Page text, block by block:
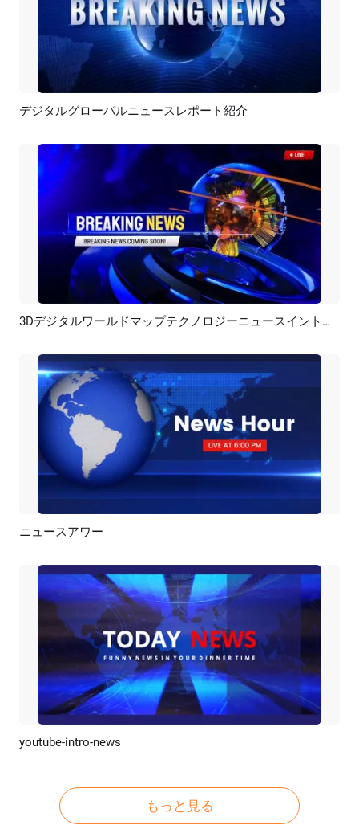
プレビュー カスタマイズ
デジタルグローバルニュースレポート紹介
プレビュー AI再生成 3Dデジタルワールドマップテクノロジーニュースイントロアウトロ
ニュースアワー
プレビュー
youtube-intro-news
もっと見る